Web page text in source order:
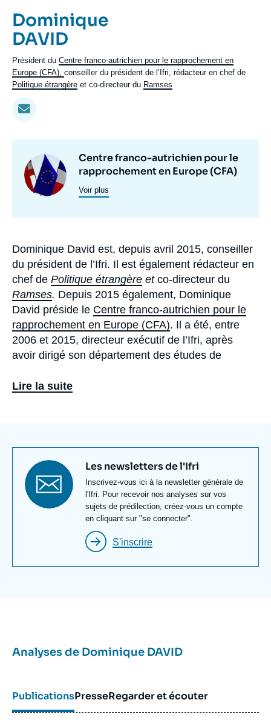
Prénom
de
l'expert
Dominique
Nom
de
l'expert
DAVID
Intitulé
du
poste
Président du Centre franco-autrichien pour le rapprochement en
Europe (CFA) conseiller du président de l’Ifri, rédacteur en chef de
Politique étrangère et co-directeur du Ramses
programmes
Image
principale
Centre franco-autrichien pour le
rapprochement en Europe (CFA)
Voir plus
Biographie
Dominique David est, depuis avril 2015, conseiller
du président de l’Ifri. Il est également rédacteur en
chef de Politique étrangère et co-directeur du
Ramses. Depuis 2015 également, Dominique
David préside le Centre franco-autrichien pour le
rapprochement en Europe (CFA).​ Il a été, entre
2006 et 2015, directeur exécutif de l’Ifri, après
avoir dirigé son département des études de
(FEDN). Il a également enseigné à l’École spéciale
militaire de Saint-Cyr, dans plusieurs universités,
ainsi qu’à l’Institut d’études politiques de Paris. Ses
études et ouvrages portent sur les questions
stratégiques et de sécurité, et en particulier la
stratégie française et les questions européennes.
Lire la suite
Titre
newsletter
Les newsletters de l'Ifri
Texte
Newsletter
Inscrivez-vous ici à la newsletter générale de
l'Ifri. Pour recevoir nos analyses sur vos
sujets de prédilection, créez-vous un compte
en cliquant sur "se connecter".
S'inscrire
Analyses de Dominique DAVID
PublicationsPresseRegarder et écouter